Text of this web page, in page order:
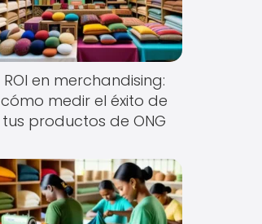
ROI en merchandising:
cómo medir el éxito de
tus productos de ONG